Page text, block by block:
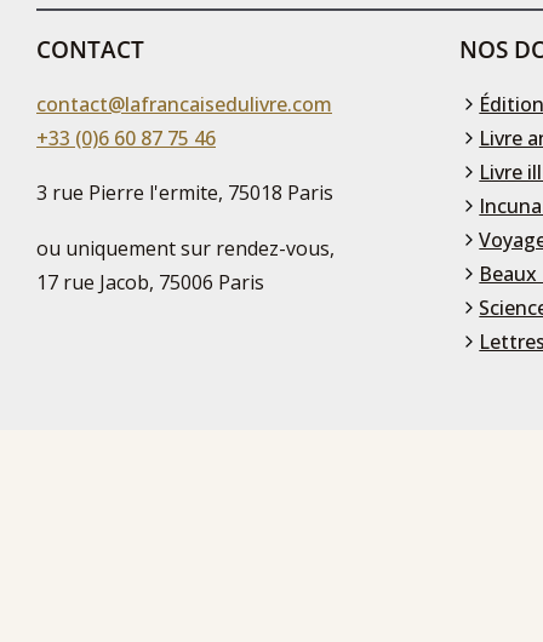
CONTACT
contact@lafrancaisedulivre.com
+33 (0)6 60 87 75 46
3 rue Pierre l'ermite, 75018 Paris
ou uniquement sur rendez-vous,
17 rue Jacob, 75006 Paris
NOS
Livre
Livre